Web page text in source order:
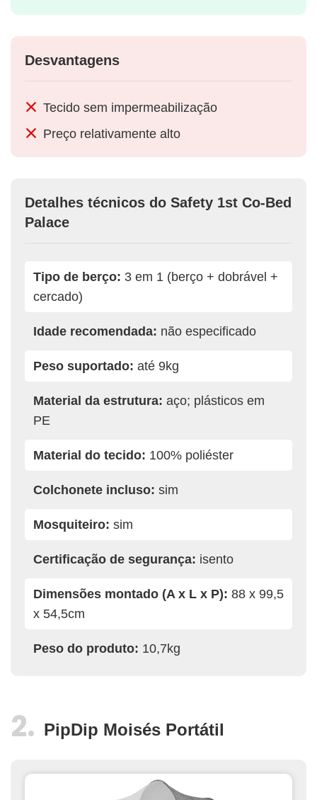
Desvantagens
Tecido sem impermeabilização
Preço relativamente alto
Detalhes técnicos do Safety 1st Co-Bed
Palace
Tipo de berço: 3 em 1 (berço + dobrável +
cercado)
Idade recomendada: não especificado
Peso suportado: até 9kg
Material da estrutura: aço; plásticos em
PE
Material do tecido: 100% poliéster
Colchonete incluso: sim
Mosquiteiro: sim
Certificação de segurança: isento
Dimensões montado (A x L x P): 88 x 99,5
x 54,5cm
Peso do produto: 10,7kg
PipDip Moisés Portátil